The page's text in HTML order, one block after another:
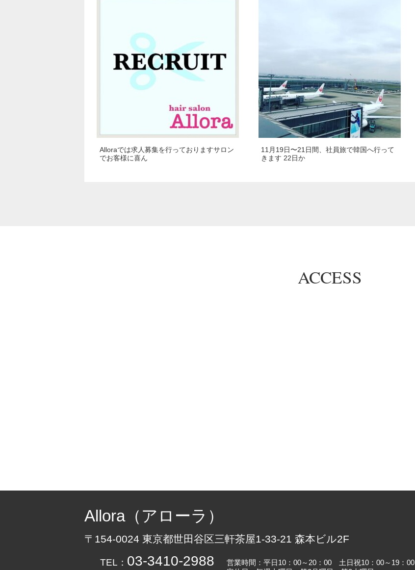
Alloraでは求人募集を行っておりますサロン
でお客様に喜ん
11月19日〜21日間、社員旅で韓国へ行って
きます 22日か
ACCESS
Allora（アローラ）
〒154-0024 東京都世田谷区三軒茶屋1-33-21 森本ビル2F
TEL： 03-3410-2988
営業時間：平日10：00～20：00 土日祝10：00～19：00